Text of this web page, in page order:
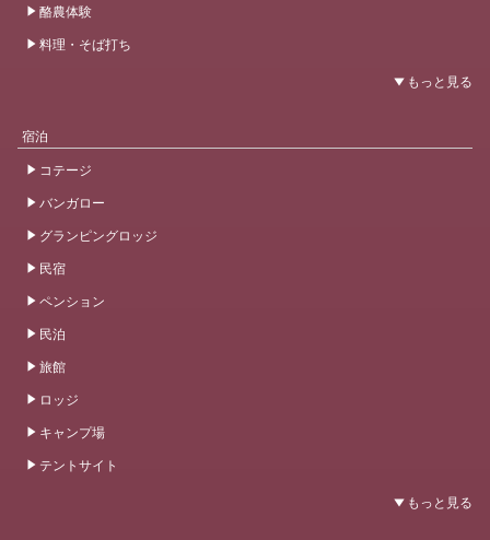
酪農体験
料理・そば打ち
宿泊
コテージ
バンガロー
グランピングロッジ
民宿
ペンション
民泊
旅館
ロッジ
キャンプ場
テントサイト